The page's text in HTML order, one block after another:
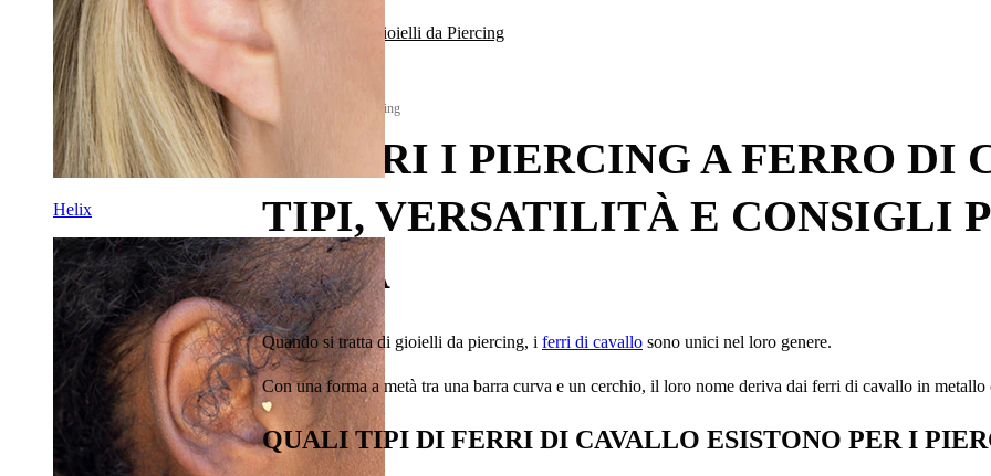
Helix
Torna a Tipi di Gioielli da Piercing
Tipi di Gioielli da Piercing
SCOPRI I PIERCING A FERRO DI
TIPI, VERSATILITÀ E CONSIGLI
CURA
Quando si tratta di gioielli da piercing, i ferri di cavallo sono unici nel loro genere.
Con una forma a metà tra una barra curva e un cerchio, il loro nome deriva dai ferri di cavallo in
QUALI TIPI DI FERRI DI CAVALLO ESISTONO PER I